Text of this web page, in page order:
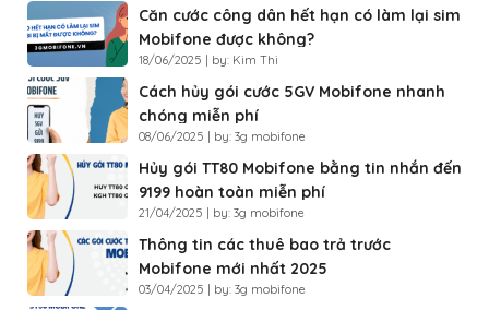
Căn cước công dân hết hạn có làm lại sim
Mobifone được không?
18/06/2025 | by: Kim Thi
Cách hủy gói cước 5GV Mobifone nhanh
chóng miễn phí
08/06/2025 | by: 3g mobifone
Hủy gói TT80 Mobifone bằng tin nhắn đến
9199 hoàn toàn miễn phí
21/04/2025 | by: 3g mobifone
Thông tin các thuê bao trả trước
Mobifone mới nhất 2025
03/04/2025 | by: 3g mobifone